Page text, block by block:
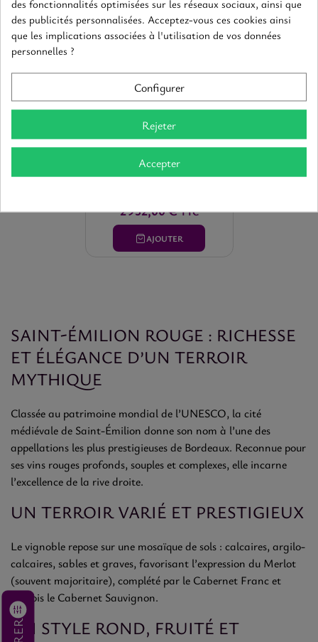
Original Wood Case X6 Bottles
2 952,00 €TTC
AJOUTER
SAINT-ÉMILION ROUGE : RICHESSE
ET ÉLÉGANCE D’UN TERROIR
MYTHIQUE
Classée au patrimoine mondial de l’UNESCO, la cité
médiévale de Saint-Émilion donne son nom à l’une des
appellations les plus prestigieuses de Bordeaux. Reconnue pour
ses vins rouges profonds, souples et complexes, elle incarne
l’excellence de la rive droite.
UN TERROIR VARIÉ ET PRESTIGIEUX
Le vignoble repose sur une mosaïque de sols : calcaires, argilo-
calcaires, sables et graves, favorisant l’expression du Merlot
(souvent majoritaire), complété par le Cabernet Franc et
parfois le Cabernet Sauvignon.
UN STYLE ROND, FRUITÉ ET
des fonctionnalités optimisées sur les réseaux sociaux, ainsi que
des publicités personnalisées. Acceptez-vous ces cookies ainsi
que les implications associées à l'utilisation de vos données
personnelles ?
Configurer
Rejeter
Accepter